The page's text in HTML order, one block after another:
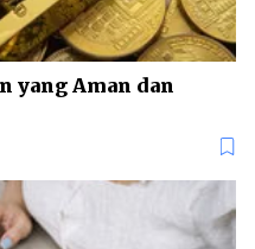
yang Aman dan